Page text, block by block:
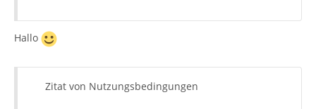
Hallo
Zitat von Nutzungsbedingungen